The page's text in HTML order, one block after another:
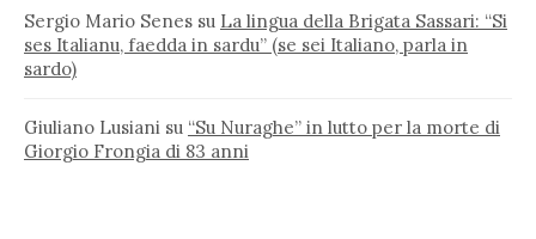
Sergio Mario Senes su La lingua della Brigata Sassari: “Si
ses Italianu, faedda in sardu” (se sei Italiano, parla in
sardo)
Giuliano Lusiani su “Su Nuraghe” in lutto per la morte di
Giorgio Frongia di 83 anni